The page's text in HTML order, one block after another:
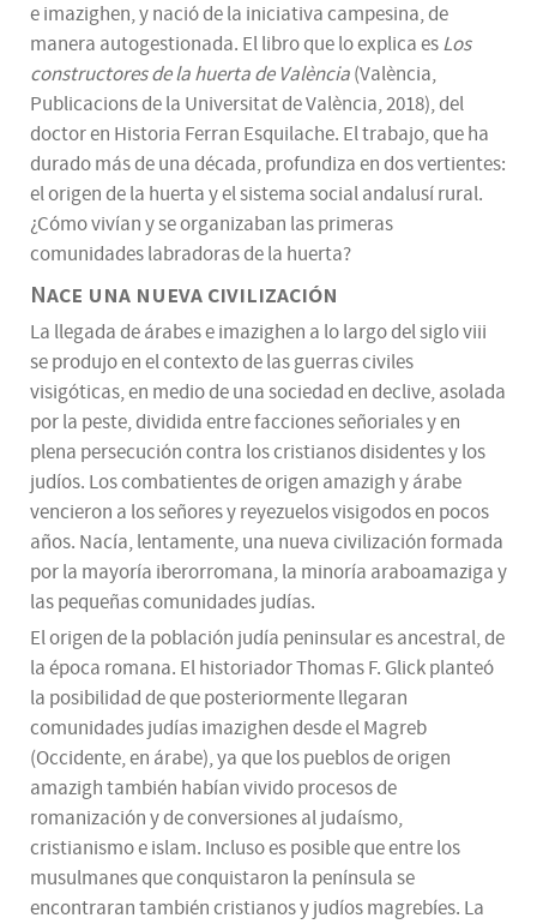
e imazighen, y nació de la iniciativa campesina, de
manera autogestionada. El libro que lo explica esLos
constructores de la huerta de València(València,
Publicacions de la Universitat de València, 2018), del
doctor en Historia Ferran Esquilache. El trabajo, que ha
durado más de una década, profundiza en dos vertientes:
el origen de la huerta y el sistema social andalusí rural.
¿Cómo vivían y se organizaban las primeras
comunidades labradoras de la huerta?
Nace una nueva civilización
La llegada de árabes e imazighen a lo largo del siglo viii
se produjo en el contexto de las guerras civiles
visigóticas, en medio de una sociedad en declive, asolada
por la peste, dividida entre facciones señoriales y en
plena persecución contra los cristianos disidentes y los
judíos. Los combatientes de origen amazigh y árabe
vencieron a los señores y reyezuelos visigodos en pocos
años. Nacía, lentamente, una nueva civilización formada
por la mayoría iberorromana, la minoría araboamaziga y
las pequeñas comunidades judías.
El origen de la población judía peninsular es ancestral, de
la época romana. El historiador Thomas F. Glick planteó
la posibilidad de que posteriormente llegaran
comunidades judías imazighen desde el Magreb
(Occidente, en árabe), ya que los pueblos de origen
amazigh también habían vivido procesos de
romanización y de conversiones al judaísmo,
cristianismo e islam. Incluso es posible que entre los
musulmanes que conquistaron la península se
encontraran también cristianos y judíos magrebíes. La